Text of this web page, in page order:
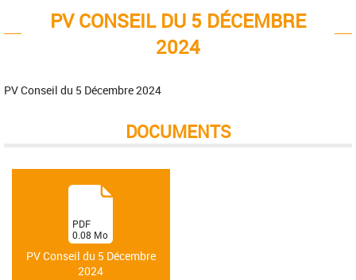
PV CONSEIL DU 5 DÉCEMBRE
2024
PV Conseil du 5 Décembre 2024
DOCUMENTS
PV Conseil du 5 Décembre
2024
(PDF
0.08 Mo
)